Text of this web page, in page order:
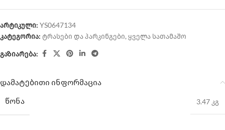
არტიკული: YS0647134
კატეგორია: ტრასები და პარკინგები, ყველა სათამაშო
გაზიარება:
დამატებითი ინფორმაცია
ᲬᲝᲜᲐ
3.47 კგ